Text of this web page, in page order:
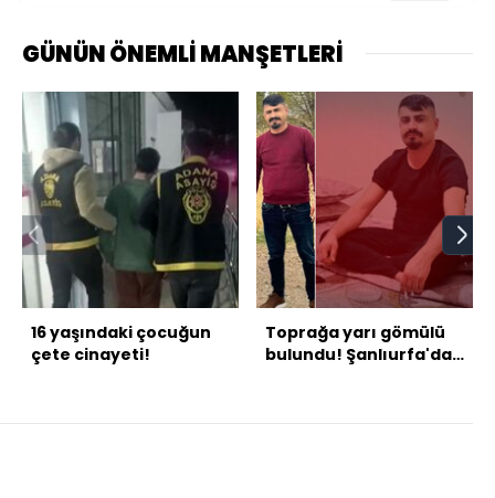
GÜNÜN ÖNEMLİ MANŞETLERİ
16 yaşındaki çocuğun
çete cinayeti!
Toprağa yarı gömülü
bulundu! Şanlıurfa'da